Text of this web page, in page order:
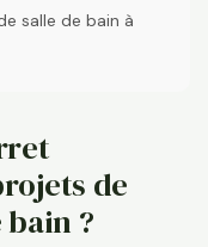
salle de bain à
de
?